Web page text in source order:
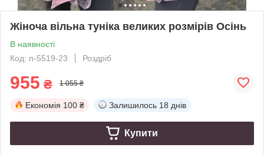
Жіноча вільна туніка великих розмірів Осінь
В наявності
Код: n-5519-23
Роздріб
955 ₴ 1 055 ₴
Економія 100 ₴ Залишилось 18 днів
Купити